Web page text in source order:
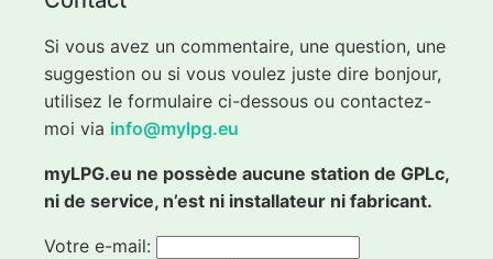
Si vous avez un commentaire, une question, une
suggestion ou si vous voulez juste dire bonjour,
utilisez le formulaire ci-dessous ou contactez-
moi via info@mylpg.eu
myLPG.eu ne possède aucune station de GPLc,
ni de service, n’est ni installateur ni fabricant.
Votre e-mail: